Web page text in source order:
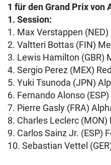
1 für den Grand Prix von
1. Session:
1. Max Verstappen
2. Valtteri Bottas (FIN)
3. Lewis Hamilton (GBR)
4. Sergio Perez (MEX)
5. Yuki Tsunoda (JPN)
6. Fernando Alonso
7. Pierre Gasly (FRA)
8. Charles Leclerc (MON)
9. Carlos Sainz Jr. (ESP)
10. Sebastian Vettel